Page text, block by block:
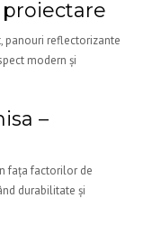
proiectare
panouri reflectorizante
modern și
–
fața factorilor de
durabilitate și